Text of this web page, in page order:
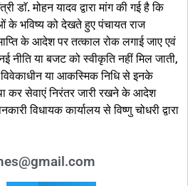
डाॅ. मोहन यादव द्वारा मांग की गई है कि
के भविष्य को देखते हुए पंचायत राज
के आदेश पर तत्काल रोक लगाई जाए एवं
नीति या बजट को स्वीकृति नहीं मिल जाती,
या आकस्मिक निधि से इनके
कर सेवाएं निरंतर जारी रखने के आदेश
विधायक कार्यालय से विष्णु चोधरी द्वारा